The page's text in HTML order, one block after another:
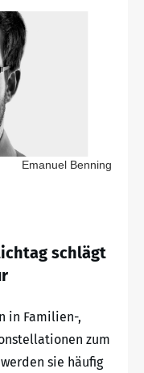
Emanuel Benning
schlägt
in Familien-,
zum
sie häufig